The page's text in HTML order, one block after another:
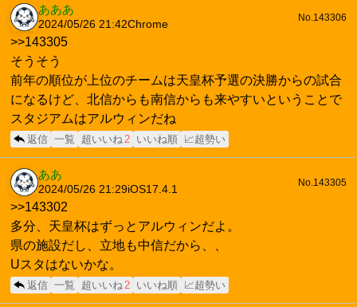
あああ
2024/05/26 21:42Chrome
No.143306
>>143305
そうそう
前年の順位が上位のチームは天皇杯予選の決勝からの試合
になるけど、北信からも南信からも来やすいということで
スタジアムはアルウィンだね
返信 一覧 超いいね2 いいね順 📈超勢い
ああ
2024/05/26 21:29iOS17.4.1
No.143305
>>143302
多分、天皇杯はずっとアルウィンだよ。
県の施設だし、立地も中信だから、、
Uスタはないかな。
返信 一覧 超いいね2 いいね順 📈超勢い